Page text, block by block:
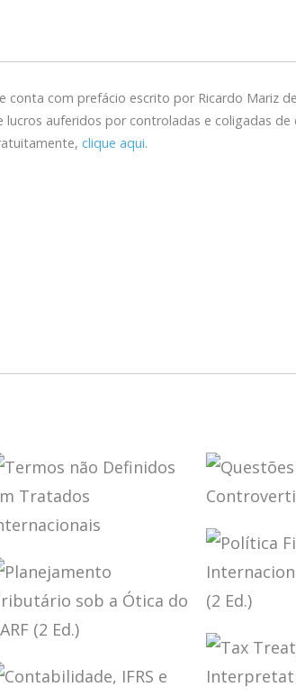
conta com prefácio escrito por Ricardo Mariz
auferidos por controladas e coligadas de
clique aqui.
TERMOS NÃO
DEFINIDOS EM
TRATADOS
INTERNACIONAIS
NO
PLANEJAMENTO
TRIBUTÁRIO SOB